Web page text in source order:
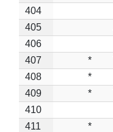
404
405
406
407
*
408
*
409
*
410
411
*